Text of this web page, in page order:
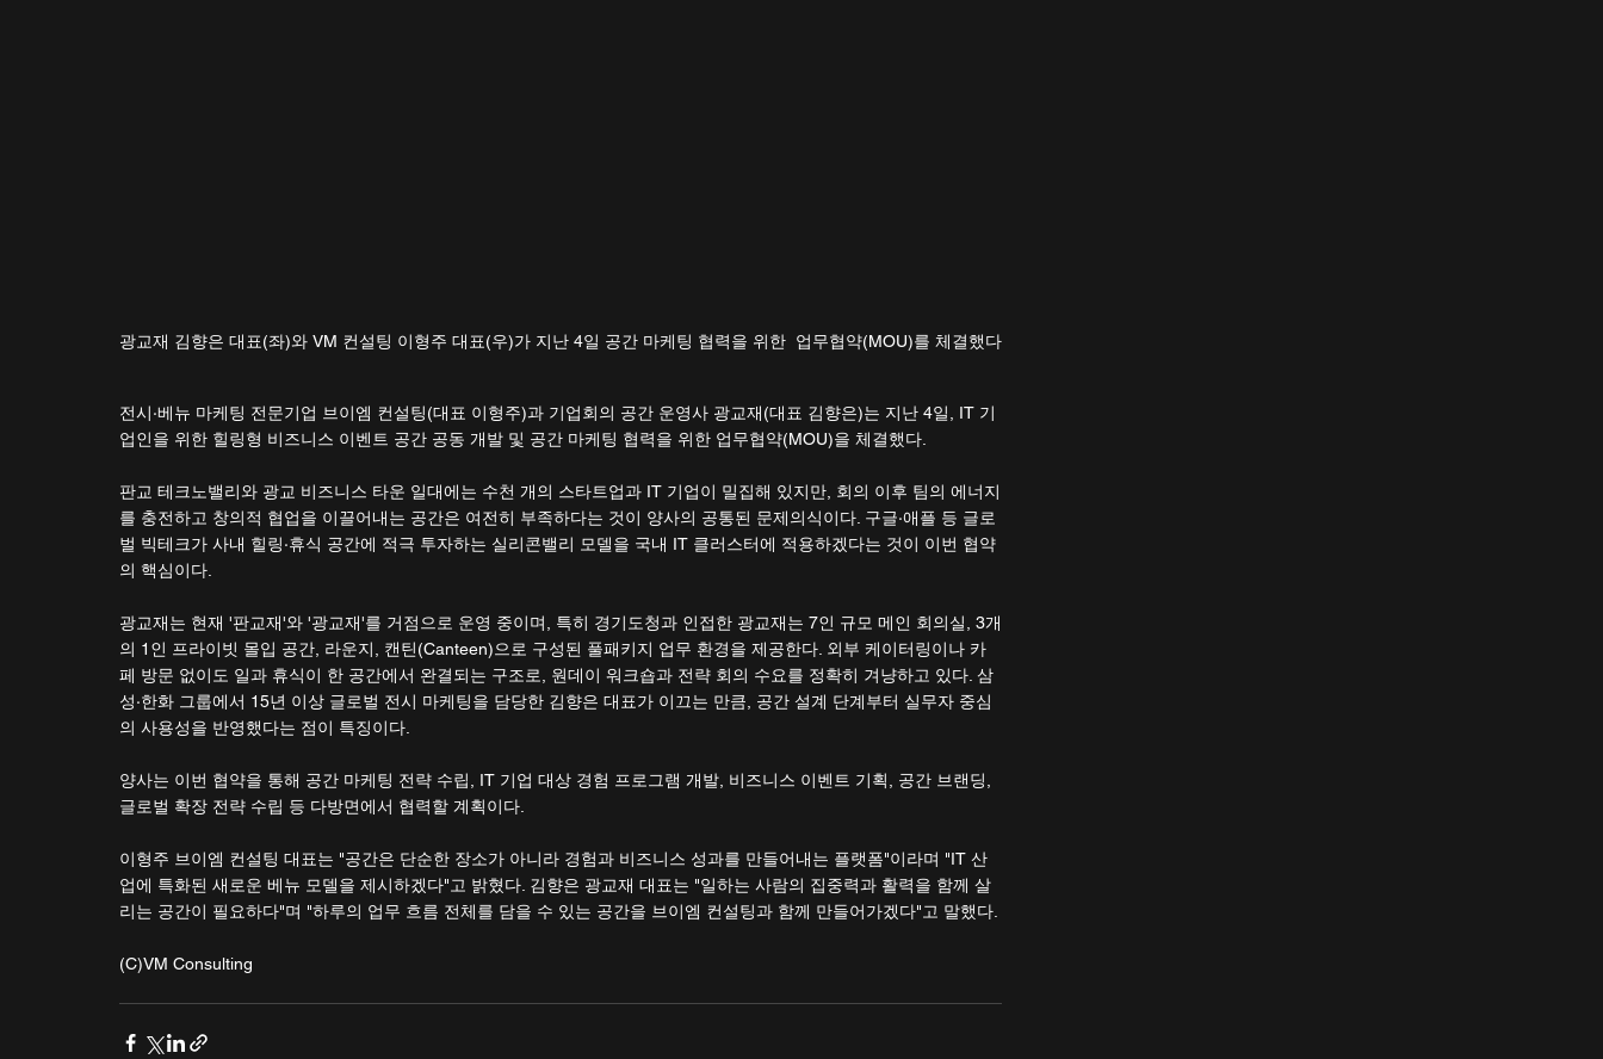
광교재 김향은 대표(좌)와 VM 컨설팅 이형주 대표(우)가 지난 4일 공간 마케팅 협력을 위한  업무협약(MOU)를 체결했다
전시·베뉴 마케팅 전문기업 브이엠 컨설팅(대표 이형주)과 기업회의 공간 운영사 광교재(대표 김향은)는 지난 4일, IT 기
업인을 위한 힐링형 비즈니스 이벤트 공간 공동 개발 및 공간 마케팅 협력을 위한 업무협약(MOU)을 체결했다.
판교 테크노밸리와 광교 비즈니스 타운 일대에는 수천 개의 스타트업과 IT 기업이 밀집해 있지만, 회의 이후 팀의 에너지
를 충전하고 창의적 협업을 이끌어내는 공간은 여전히 부족하다는 것이 양사의 공통된 문제의식이다. 구글·애플 등 글로
벌 빅테크가 사내 힐링·휴식 공간에 적극 투자하는 실리콘밸리 모델을 국내 IT 클러스터에 적용하겠다는 것이 이번 협약
의 핵심이다.
광교재는 현재 '판교재'와 '광교재'를 거점으로 운영 중이며, 특히 경기도청과 인접한 광교재는 7인 규모 메인 회의실, 3개
의 1인 프라이빗 몰입 공간, 라운지, 캔틴(Canteen)으로 구성된 풀패키지 업무 환경을 제공한다. 외부 케이터링이나 카
페 방문 없이도 일과 휴식이 한 공간에서 완결되는 구조로, 원데이 워크숍과 전략 회의 수요를 정확히 겨냥하고 있다. 삼
성·한화 그룹에서 15년 이상 글로벌 전시 마케팅을 담당한 김향은 대표가 이끄는 만큼, 공간 설계 단계부터 실무자 중심
의 사용성을 반영했다는 점이 특징이다.
양사는 이번 협약을 통해 공간 마케팅 전략 수립, IT 기업 대상 경험 프로그램 개발, 비즈니스 이벤트 기획, 공간 브랜딩,
글로벌 확장 전략 수립 등 다방면에서 협력할 계획이다.
이형주 브이엠 컨설팅 대표는 "공간은 단순한 장소가 아니라 경험과 비즈니스 성과를 만들어내는 플랫폼"이라며 "IT 산
업에 특화된 새로운 베뉴 모델을 제시하겠다"고 밝혔다. 김향은 광교재 대표는 "일하는 사람의 집중력과 활력을 함께 살
리는 공간이 필요하다"며 "하루의 업무 흐름 전체를 담을 수 있는 공간을 브이엠 컨설팅과 함께 만들어가겠다"고 말했다.
(C)VM Consulting